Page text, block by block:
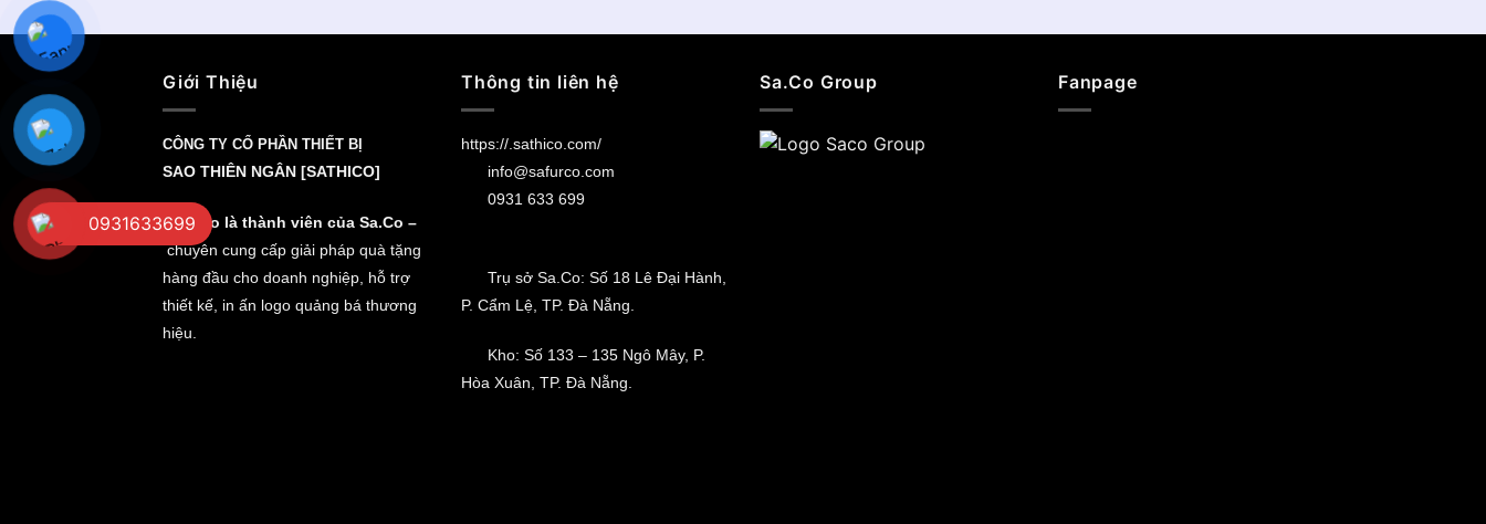
Giới Thiệu
CÔNG TY CỔ PHẦN THIẾT BỊ
SAO THIÊN NGÂN [SATHICO]
Sathico là thành viên của Sa.Co –
chuyên cung cấp giải pháp quà tặng
hàng đầu cho doanh nghiệp, hỗ trợ
thiết kế, in ấn logo quảng bá thương
hiệu.
Thông tin liên hệ
https://.sathico.com/
info@safurco.com
0931 633 699
Trụ sở Sa.Co: Số 18 Lê Đại Hành,
P. Cẩm Lệ, TP. Đà Nẵng.
Kho: Số 133 – 135 Ngô Mây, P.
Hòa Xuân, TP. Đà Nẵng.
Sa.Co Group Fanpage
0931633699